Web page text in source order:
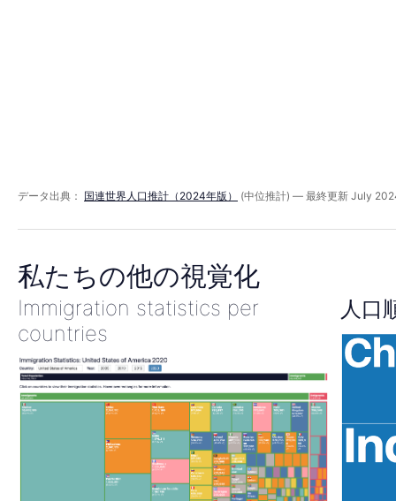
年
データ出典： 国連世界人口推計（2024年版） (中位推計) — 最終更新 July
私たちの他の視覚化
Immigration statistics per
countries
人口